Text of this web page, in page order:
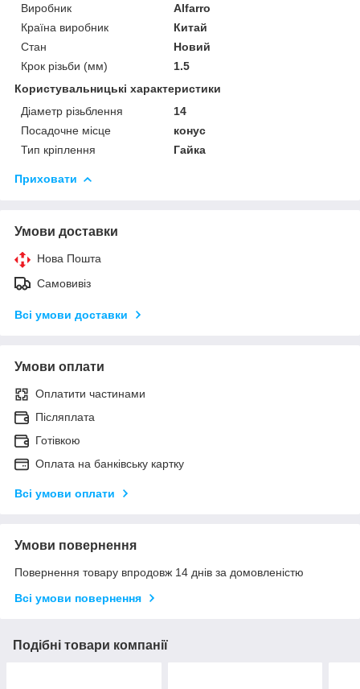
Виробник
Alfarro
Країна виробник
Китай
Стан
Новий
Крок різьби (мм)
1.5
Користувальницькі характеристики
Діаметр різьблення
14
Посадочне місце
конус
Тип кріплення
Гайка
Приховати
Умови доставки
Нова Пошта
Самовивіз
Всі умови доставки
Умови оплати
Оплатити частинами
Післяплата
Готівкою
Оплата на банківську картку
Всі умови оплати
Умови повернення
Повернення товару впродовж 14 днів за домовленістю
Всі умови повернення
Подібні товари компанії